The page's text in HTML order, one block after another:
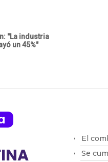
"La industria
un 45%"
El
Se